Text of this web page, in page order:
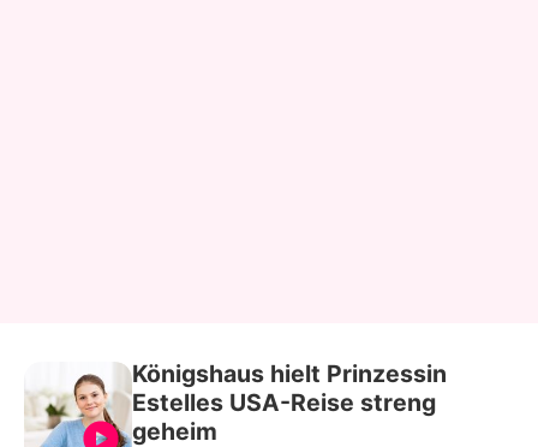
Königshaus hielt Prinzessin
Estelles USA-Reise streng
geheim